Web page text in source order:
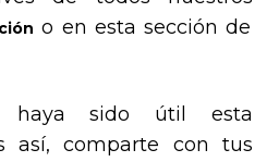
o en esta sección de
haya sido útil esta
así, comparte con tus